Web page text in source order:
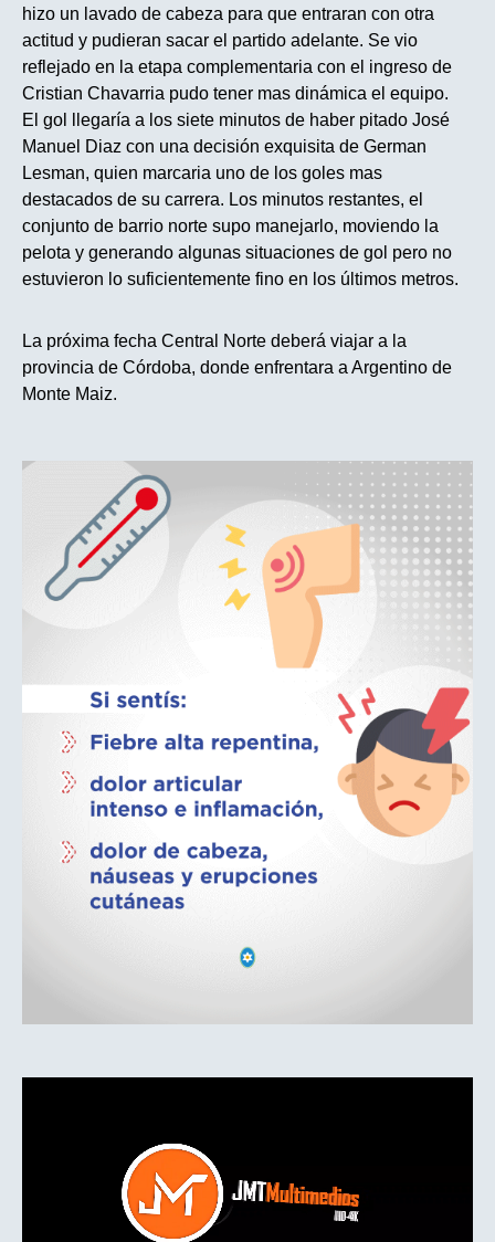
hizo un lavado de cabeza para que entraran con otra
actitud y pudieran sacar el partido adelante. Se vio
reflejado en la etapa complementaria con el ingreso de
Cristian Chavarria pudo tener mas dinámica el equipo.
El gol llegaría a los siete minutos de haber pitado José
Manuel Diaz con una decisión exquisita de German
Lesman, quien marcaria uno de los goles mas
destacados de su carrera. Los minutos restantes, el
conjunto de barrio norte supo manejarlo, moviendo la
pelota y generando algunas situaciones de gol pero no
estuvieron lo suficientemente fino en los últimos metros.
La próxima fecha Central Norte deberá viajar a la
provincia de Córdoba, donde enfrentara a Argentino de
Monte Maiz.